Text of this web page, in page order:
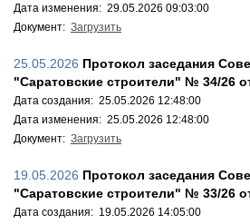
Дата изменения: 29.05.2026 09:03:00
Документ: Загрузить
25.05.2026 Протокол заседания
"Саратовские строители" № 34/26
Дата создания: 25.05.2026 12:48:00
Дата изменения: 25.05.2026 12:48:00
Документ: Загрузить
19.05.2026 Протокол заседания
"Саратовские строители" № 33/26
Дата создания: 19.05.2026 14:05:00